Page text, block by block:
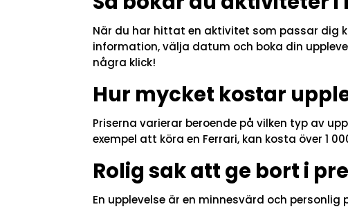
När du har hittat en aktivitet som passar dig
information, välja datum och boka din
några klick!
Hur mycket kostar
Priserna varierar beroende på vilken typ av
exempel att köra en Ferrari, kan kosta över 1
Rolig sak att ge bort i
En upplevelse är en minnesvärd och